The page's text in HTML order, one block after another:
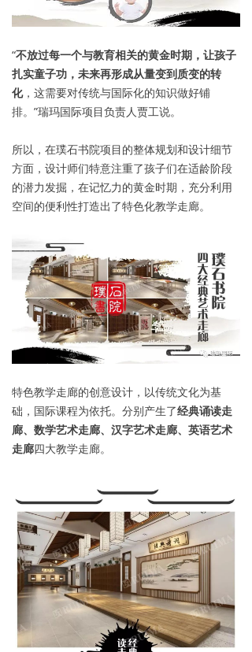
“不放过每一个与教育相关的黄金时期，让孩子
扎实童子功，未来再形成从量变到质变的转
化，这需要对传统与国际化的知识做好铺
排。”瑞玛国际项目负责人贾工说。
所以，在璞石书院项目的整体规划和设计细节
方面，设计师们特意注重了孩子们在适龄阶段
的潜力发掘，在记忆力的黄金时期，充分利用
空间的便利性打造出了特色化教学走廊。
特色教学走廊的创意设计，以传统文化为基
础，国际课程为依托。分别产生了经典诵读走
廊、数学艺术走廊、汉字艺术走廊、英语艺术
走廊四大教学走廊。